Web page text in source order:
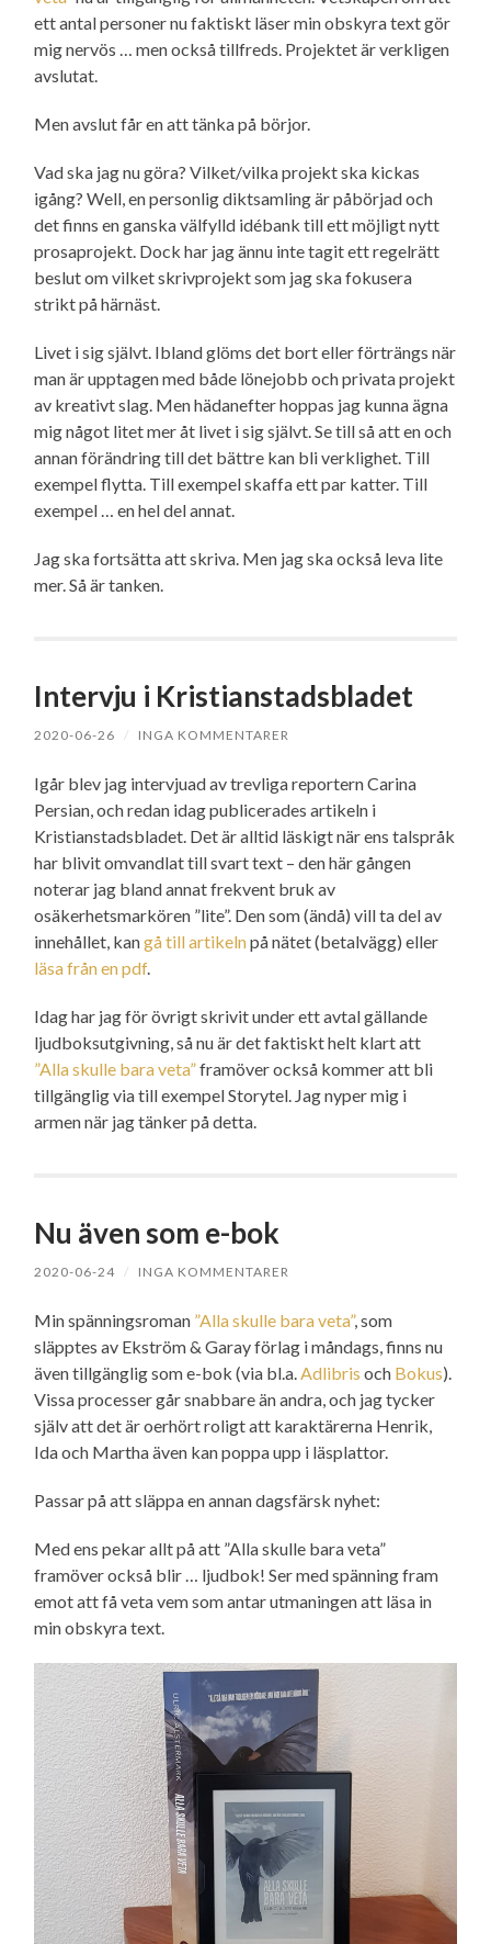
ett antal personer nu faktiskt läser min obskyra text gör
mig nervös … men också tillfreds. Projektet är verkligen
avslutat.
Men avslut får en att tänka på börjor.
Vad ska jag nu göra? Vilket/vilka projekt ska kickas
igång? Well, en personlig diktsamling är påbörjad och
det finns en ganska välfylld idébank till ett möjligt nytt
prosaprojekt. Dock har jag ännu inte tagit ett regelrätt
beslut om vilket skriv­projekt som jag ska fokusera
strikt på härnäst.
Livet i sig självt. Ibland glöms det bort eller förträngs när
man är upptagen med både lönejobb och privata projekt
av kreativt slag. Men hädanefter hoppas jag kunna ägna
mig något litet mer åt livet i sig självt. Se till så att en och
annan förändring till det bättre kan bli verklighet. Till
exempel flytta. Till exempel skaffa ett par katter. Till
exempel … en hel del annat.
Jag ska fortsätta att skriva. Men jag ska också leva lite
mer. Så är tanken.
Intervju i Kristianstadsbladet
2020-06-26 / INGA KOMMENTARER
Igår blev jag intervjuad av trevliga reportern Carina
Persian, och redan idag publicerades artikeln i
Kristianstadsbladet. Det är alltid läskigt när ens talspråk
har blivit omvandlat till svart text – den här gången
noterar jag bland annat frekvent bruk av
osäkerhetsmarkören ”lite”. Den som (ändå) vill ta del av
innehållet, kangå till artikelnpå nätet (betalvägg) eller
läsa från en pdf.
Idag har jag för övrigt skrivit under ett avtal gällande
ljudboksutgivning, så nu är det faktiskt helt klart att
”Alla skulle bara veta”framöver också kommer att bli
tillgänglig via till exempel Storytel. Jag nyper mig i
armen när jag tänker på detta.
Nu även som e-bok
2020-06-24 / INGA KOMMENTARER
Min spänningsroman ”Alla skulle bara veta”, som
släpptes av Ekström & Garay förlag i måndags, finns nu
även tillgänglig som e-bok (via bl.a. Adlibris och Bokus).
Vissa processer går snabbare än andra, och jag tycker
själv att det är oerhört roligt att karaktärerna Henrik,
Ida och Martha även kan poppa upp i läsplattor.
Passar på att släppa en annan dagsfärsk nyhet:
Med ens pekar allt på att ”Alla skulle bara veta”
framöver också blir … ljudbok! Ser med spänning fram
emot att få veta vem som antar utmaningen att läsa in
min obskyra text.